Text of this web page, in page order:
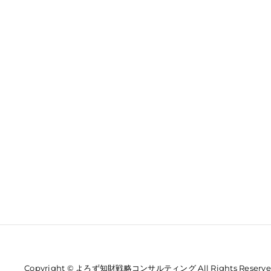
Copyright © よろず知財戦略コンサルティング All Rights